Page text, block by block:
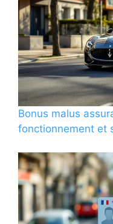
Bonus malus
fonctionnement et